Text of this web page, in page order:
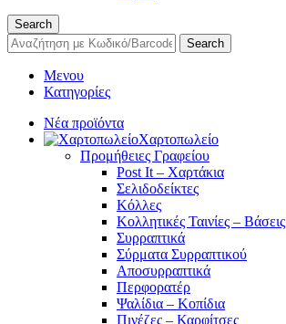
Search
Search
Μενου
Κατηγορίες
Νέα προϊόντα
Χαρτοπωλείο
Προμήθειες Γραφείου
Post It – Χαρτάκια
Σελιδοδείκτες
Κόλλες
Κολλητικές Ταινίες – Βάσεις
Συρραπτικά
Σύρματα Συρραπτικού
Αποσυρραπτικά
Περφορατέρ
Ψαλίδια – Κοπίδια
Πινέζες – Καρφίτσες